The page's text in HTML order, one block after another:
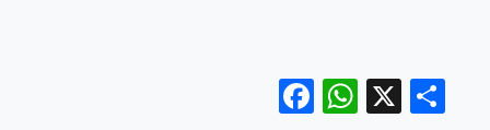
Facebook
X